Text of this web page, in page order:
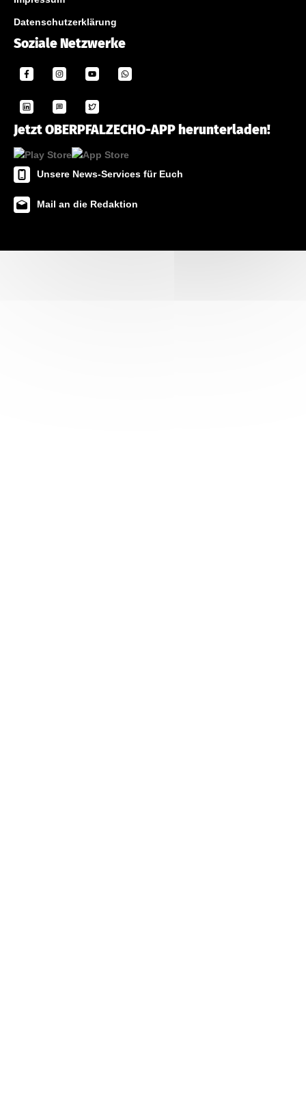
Datenschutzerklärung
Soziale Netzwerke
Jetzt OBERPFALZECHO-APP herunterladen!
Unsere News-Services für Euch
Mail an die Redaktion